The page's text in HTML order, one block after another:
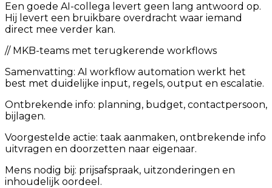
Een goede AI-collega levert geen lang antwoord op.
Hij levert een bruikbare overdracht waar iemand
direct mee verder kan.
// MKB-teams met terugkerende workflows
Samenvatting: AI workflow automation werkt het
best met duidelijke input, regels, output en escalatie.
Ontbrekende info: planning, budget, contactpersoon,
bijlagen.
Voorgestelde actie: taak aanmaken, ontbrekende info
uitvragen en doorzetten naar eigenaar.
Mens nodig bij: prijsafspraak, uitzonderingen en
inhoudelijk oordeel.